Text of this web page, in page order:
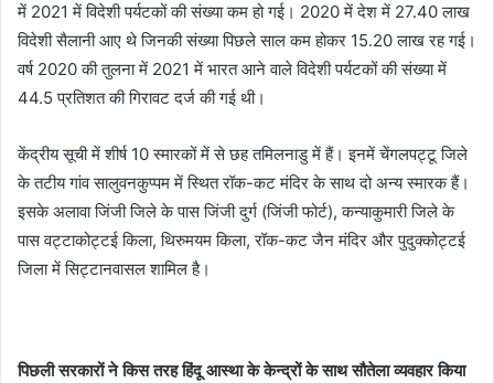
में 2021 में विदेशी पर्यटकों की संख्या कम हो गई। 2020 में देश में 27.40 लाख
विदेशी सैलानी आए थे जिनकी संख्या पिछले साल कम होकर 15.20 लाख रह गई।
वर्ष 2020 की तुलना में 2021 में भारत आने वाले विदेशी पर्यटकों की संख्या में
44.5 प्रतिशत की गिरावट दर्ज की गई थी।
केंद्रीय सूची में शीर्ष 10 स्मारकों में से छह तमिलनाडु में हैं। इनमें चेंगलपट्टू जिले
के तटीय गांव सालुवनकुप्पम में स्थित रॉक-कट मंदिर के साथ दो अन्य स्मारक हैं।
इसके अलावा जिंजी जिले के पास जिंजी दुर्ग (जिंजी फोर्ट), कन्याकुमारी जिले के
पास वट्टाकोट्टई किला, थिरुमयम किला, रॉक-कट जैन मंदिर और पुदुक्कोट्टई
जिला में सिट्टानवासल शामिल है।
पिछली सरकारों ने किस तरह हिंदू आस्था के केन्द्रों के साथ सौतेला व्यवहार किया